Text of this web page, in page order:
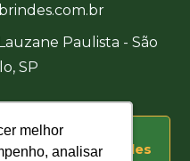
melhor
analisar
melhor
analisar
Paulista - São
SP
Busca Brindes